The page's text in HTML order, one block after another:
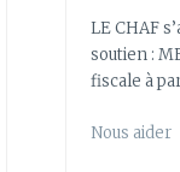
LE CHAF
soutien :
fiscale à
Nous aider